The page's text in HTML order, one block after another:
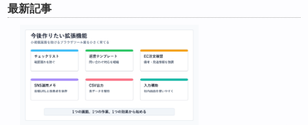
最新記事